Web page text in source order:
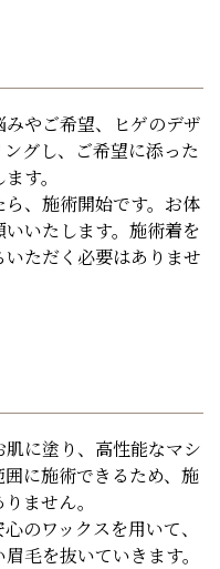
やご希望、ヒゲのデザ
グし、ご希望に添った
す。
、施術開始です。お体
いたします。施術着を
ただく必要はありませ
に塗り、高性能なマシ
に施術できるため、施
ません。
のワックスを用いて、
毛を抜いていきます。